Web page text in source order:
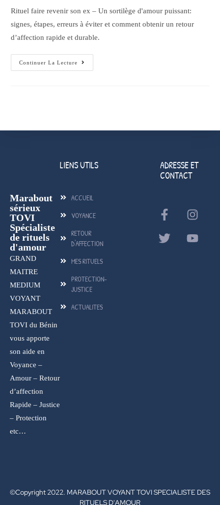
Rituel faire revenir son ex – Un sortilège d'amour puissant:
signes, étapes, erreurs à éviter et comment obtenir un retour
d’affection rapide et durable.
Continuer La Lecture
Marabout
sérieux
TOVI
Spécialiste
de rituels
d'amour
GRAND
MAITRE
MEDIUM
VOYANT
MARABOUT
TOVI du Bénin
vous apporte
son aide en
Voyance –
Amour – Retour
d’affection
Rapide – Justice
– Protection
etc…
LIENS UTILS
ACCUEIL
VOYANCE
RETOUR
D'AFFECTION
MES RITUELS
PROTECTION-
JUSTICE
ACTUALITES
ADRESSE ET
CONTACT
©Copyright 2022. MARABOUT VOYANT TOVI SPECIALISTE DES
RITUELS D'AMOUR